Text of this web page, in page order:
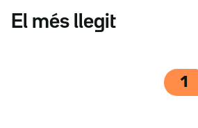
El més llegit
1